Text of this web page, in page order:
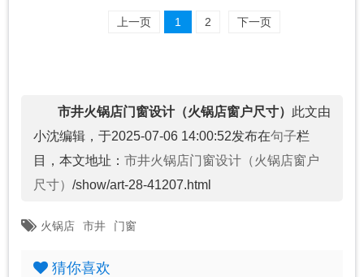
上一页 1 2 下一页
市井火锅店门窗设计（火锅店窗户尺寸） 此文由
小沈编辑，于2025-07-06 14:00:52发布在句子栏
目，本文地址： 市井火锅店门窗设计（火锅店窗户
尺寸） /show/art-28-41207.html
火锅店 市井 门窗
猜你喜欢